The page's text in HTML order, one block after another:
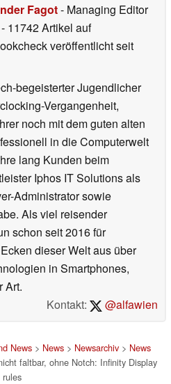
Fagot- Managing Editor
- 11742 Artikel auf
veröffentlichtseit
begeisterter Jugendlicher
Vergangenheit,
noch mit dem guten alten
in die Computerwelt
lang Kunden beim
Iphos IT Solutions als
Administrator sowie
Als viel reisender
schon seit 2016 für
dieser Welt aus über
in Smartphones,
Art.
Kontakt:
@alfawien
News> News> Newsarchiv> News
faltbar, ohne Notch: Infinity Display
rules